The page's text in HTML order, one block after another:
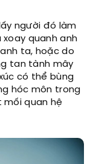
người đó làm
quanh anh
ta, hoặc do
tan tành mây
có thể bùng
hóc môn trong
quan hệ